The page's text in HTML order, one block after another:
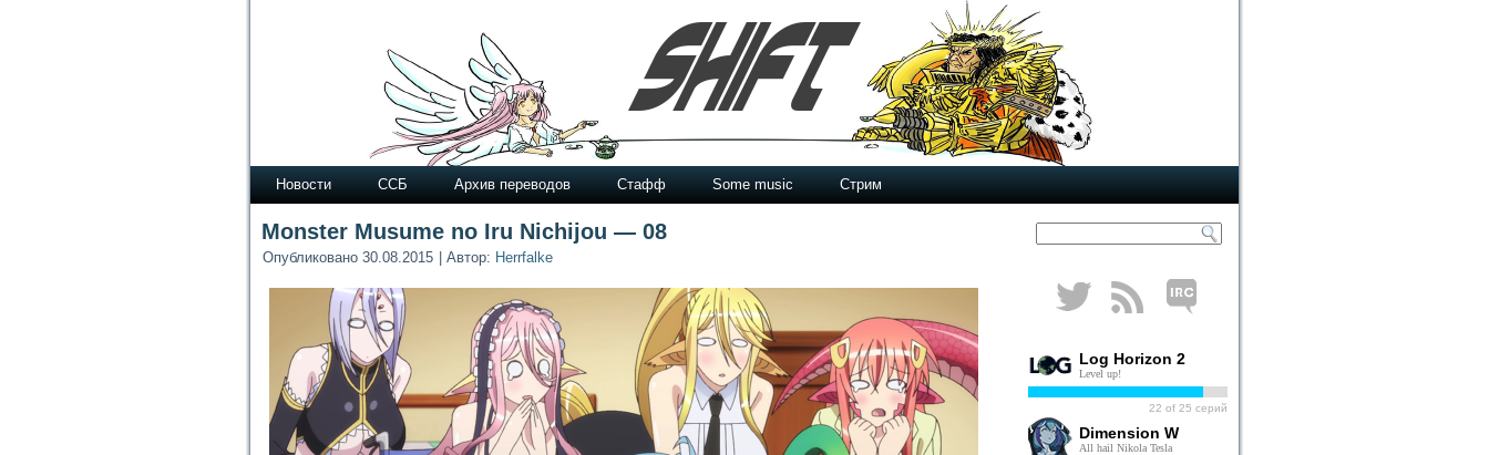
Новости ССБ Архив переводов Стафф Some music Стрим
Monster Musume no Iru Nichijou — 08
Опубликовано 30.08.2015 Автор: Herrfalke
Log Horizon 2
Level up!
22 of 25 серий
Dimension W
All hail Nikola Tesla